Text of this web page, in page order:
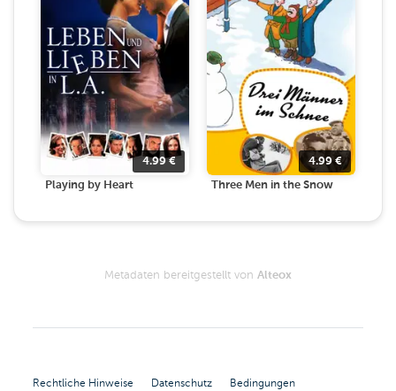
4.99€
Playing by Heart
4.99€
Three Men in the Snow
Metadaten bereitgestellt von Alteox
Rechtliche Hinweise Datenschutz Bedingungen